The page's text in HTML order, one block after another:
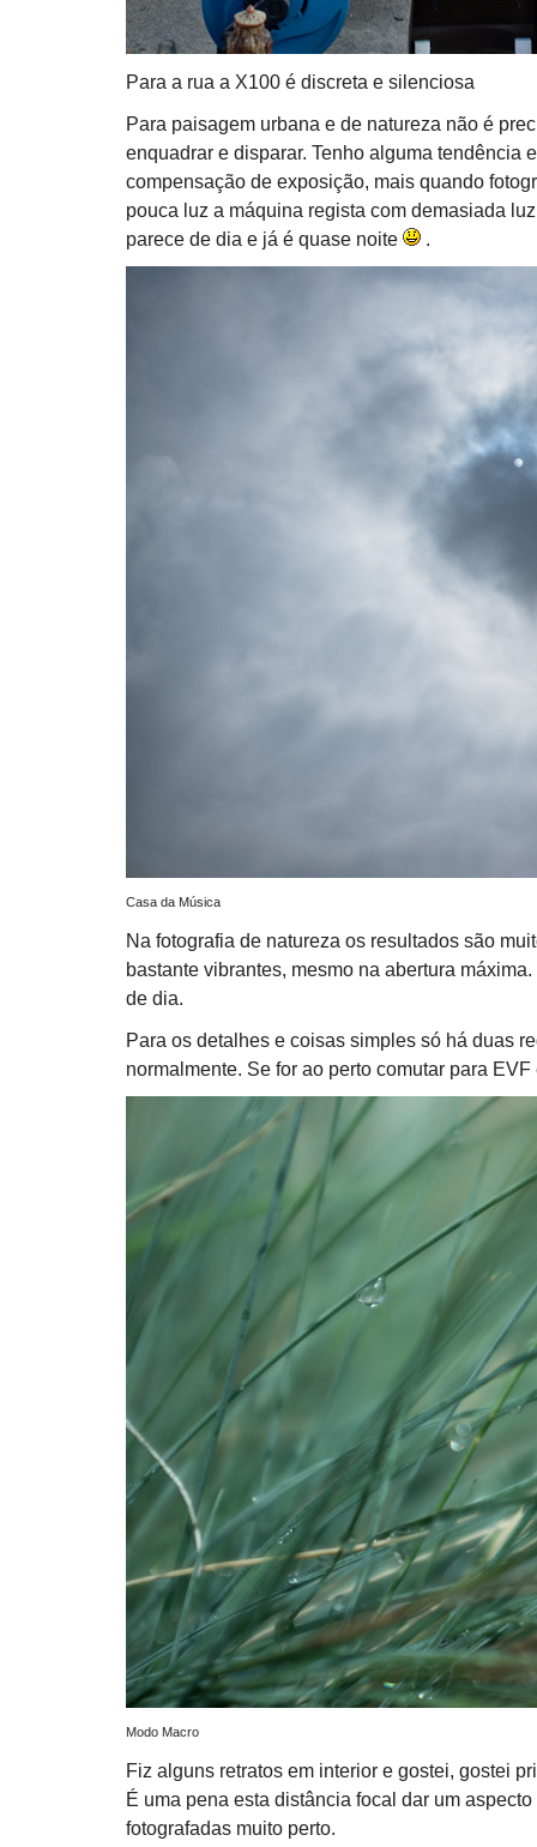
Para a rua a X100 é discreta e silenciosa
Para paisagem urbana e de natureza não é
enquadrar e disparar. Tenho alguma tendência
compensação de exposição, mais quando
pouca luz a máquina regista com demasiada
parece de dia e já é quase noite
.
Casa da Música
Na fotografia de natureza os resultados são
bastante vibrantes, mesmo na abertura
de dia.
Para os detalhes e coisas simples só há duas
normalmente. Se for ao perto comutar para
Modo Macro
Fiz alguns retratos em interior e gostei, gostei
É uma pena esta distância focal dar um
fotografadas muito perto.